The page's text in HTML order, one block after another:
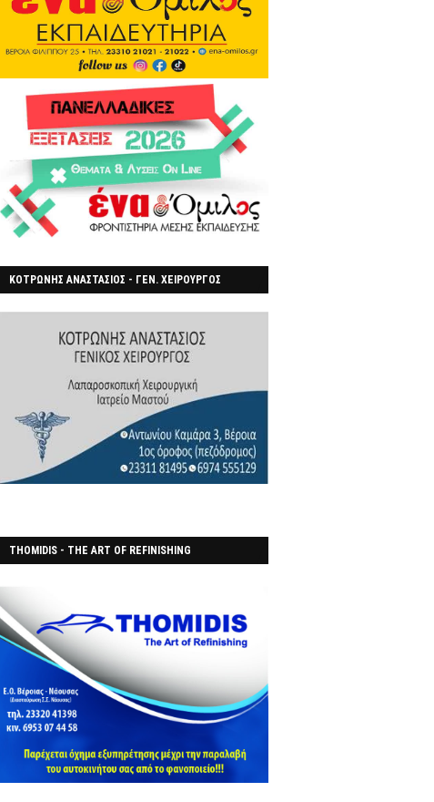
ΚΟΤΡΩΝΗΣ ΑΝΑΣΤΑΣΙΟΣ - ΓΕΝ. ΧΕΙΡΟΥΡΓΟΣ
THOMIDIS - THE ART OF REFINISHING